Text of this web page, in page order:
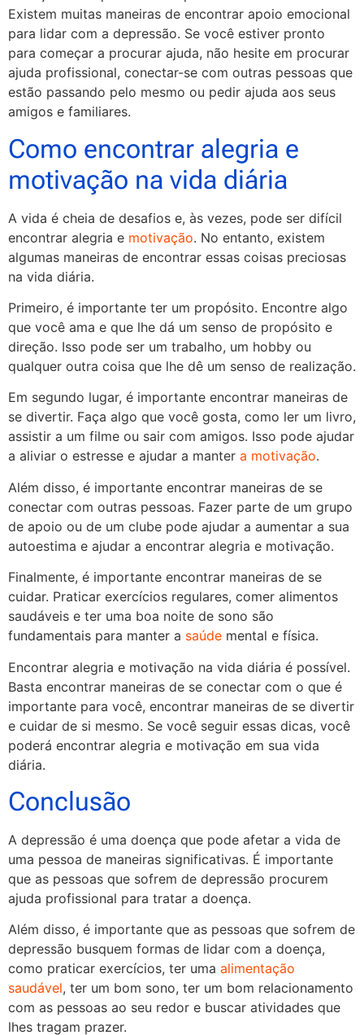
Existem muitas maneiras de encontrar apoio emocional
para lidar com a depressão. Se você estiver pronto
para começar a procurar ajuda, não hesite em procurar
ajuda profissional, conectar-se com outras pessoas que
estão passando pelo mesmo ou pedir ajuda aos seus
amigos e familiares.
Como encontrar alegria e
motivação na vida diária
A vida é cheia de desafios e, às vezes, pode ser difícil
encontrar alegria e motivação. No entanto, existem
algumas maneiras de encontrar essas coisas preciosas
na vida diária.
Primeiro, é importante ter um propósito. Encontre algo
que você ama e que lhe dá um senso de propósito e
direção. Isso pode ser um trabalho, um hobby ou
qualquer outra coisa que lhe dê um senso de realização.
Em segundo lugar, é importante encontrar maneiras de
se divertir. Faça algo que você gosta, como ler um livro,
assistir a um filme ou sair com amigos. Isso pode ajudar
a aliviar o estresse e ajudar a manter a motivação.
Além disso, é importante encontrar maneiras de se
conectar com outras pessoas. Fazer parte de um grupo
de apoio ou de um clube pode ajudar a aumentar a sua
autoestima e ajudar a encontrar alegria e motivação.
Finalmente, é importante encontrar maneiras de se
cuidar. Praticar exercícios regulares, comer alimentos
saudáveis ​​e ter uma boa noite de sono são
fundamentais para manter a saúde mental e física.
Encontrar alegria e motivação na vida diária é possível.
Basta encontrar maneiras de se conectar com o que é
importante para você, encontrar maneiras de se divertir
e cuidar de si mesmo. Se você seguir essas dicas, você
poderá encontrar alegria e motivação em sua vida
diária.
Conclusão
A depressão é uma doença que pode afetar a vida de
uma pessoa de maneiras significativas. É importante
que as pessoas que sofrem de depressão procurem
ajuda profissional para tratar a doença.
Além disso, é importante que as pessoas que sofrem de
depressão busquem formas de lidar com a doença,
como praticar exercícios, ter uma alimentação
saudável, ter um bom sono, ter um bom relacionamento
com as pessoas ao seu redor e buscar atividades que
lhes tragam prazer.